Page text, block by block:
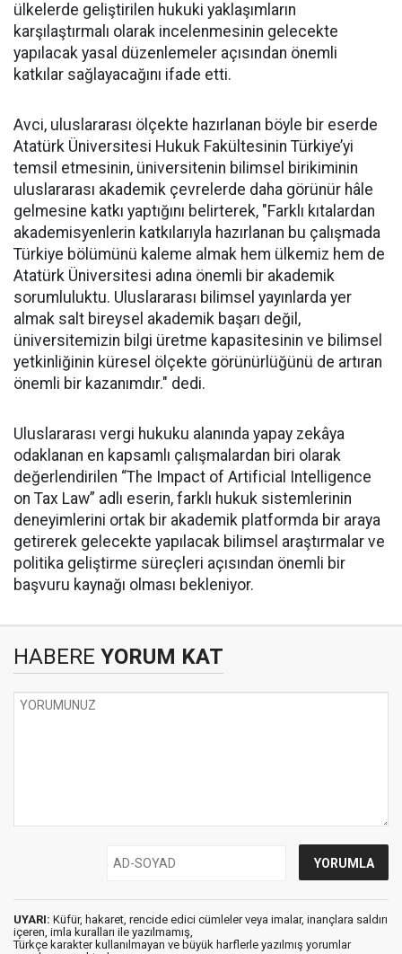
ülkelerde geliştirilen hukuki yaklaşımların
karşılaştırmalı olarak incelenmesinin gelecekte
yapılacak yasal düzenlemeler açısından önemli
katkılar sağlayacağını ifade etti.
Avci, uluslararası ölçekte hazırlanan böyle bir eserde
Atatürk Üniversitesi Hukuk Fakültesinin Türkiye’yi
temsil etmesinin, üniversitenin bilimsel birikiminin
uluslararası akademik çevrelerde daha görünür hâle
gelmesine katkı yaptığını belirterek, "Farklı kıtalardan
akademisyenlerin katkılarıyla hazırlanan bu çalışmada
Türkiye bölümünü kaleme almak hem ülkemiz hem de
Atatürk Üniversitesi adına önemli bir akademik
sorumluluktu. Uluslararası bilimsel yayınlarda yer
almak salt bireysel akademik başarı değil,
üniversitemizin bilgi üretme kapasitesinin ve bilimsel
yetkinliğinin küresel ölçekte görünürlüğünü de artıran
önemli bir kazanımdır." dedi.
Uluslararası vergi hukuku alanında yapay zekâya
odaklanan en kapsamlı çalışmalardan biri olarak
değerlendirilen “The Impact of Artificial Intelligence
on Tax Law” adlı eserin, farklı hukuk sistemlerinin
deneyimlerini ortak bir akademik platformda bir araya
getirerek gelecekte yapılacak bilimsel araştırmalar ve
politika geliştirme süreçleri açısından önemli bir
başvuru kaynağı olması bekleniyor.
HABERE YORUM KAT
UYARI: Küfür, hakaret, rencide edici cümleler veya imalar, inançlara saldırı
içeren, imla kuralları ile yazılmamış,
Türkçe karakter kullanılmayan ve büyük harflerle yazılmış yorumlar